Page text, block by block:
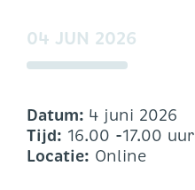
04 JUN 2026
Datum: 4 juni 2026
Tijd: 16.00 -17.00 uur
Locatie: Online